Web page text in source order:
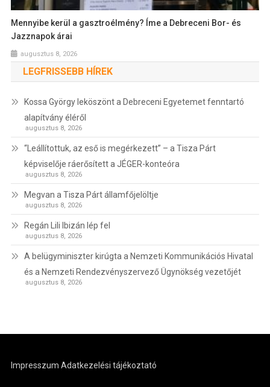
Mennyibe kerül a gasztroélmény? Íme a Debreceni Bor- és
Jazznapok árai
augusztus 8, 2026
LEGFRISSEBB HÍREK
Kossa György leköszönt a Debreceni Egyetemet fenntartó
alapítvány éléről
augusztus 8, 2026
“Leállítottuk, az eső is megérkezett” – a Tisza Párt
képviselője ráerősített a JÉGER-konteóra
augusztus 8, 2026
Megvan a Tisza Párt államfőjelöltje
augusztus 8, 2026
Regán Lili Ibizán lép fel
augusztus 8, 2026
A belügyminiszter kirúgta a Nemzeti Kommunikációs Hivatal
és a Nemzeti Rendezvényszervező Ügynökség vezetőjét
augusztus 8, 2026
Impresszum Adatkezelési tájékoztató